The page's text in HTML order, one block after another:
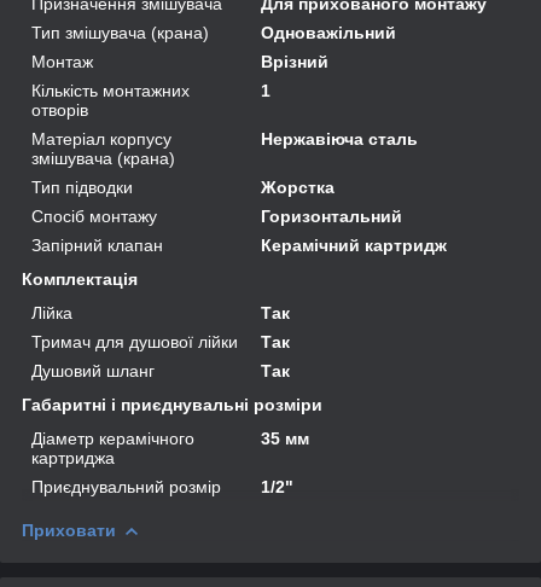
Тип змішувача (крана)
Одноважільний
Монтаж
Врізний
Кількість монтажних
отворів
1
Матеріал корпусу
змішувача (крана)
Нержавіюча сталь
Тип підводки
Жорстка
Спосіб монтажу
Горизонтальний
Запірний клапан
Керамічний картридж
Комплектація
Лійка
Так
Тримач для душової лійки
Так
Душовий шланг
Так
Габаритні і приєднувальні розміри
Діаметр керамічного
картриджа
35 мм
Приєднувальний розмір 1/2"
Приховати